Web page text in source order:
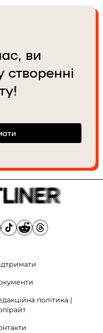
ви
створенні
політика |